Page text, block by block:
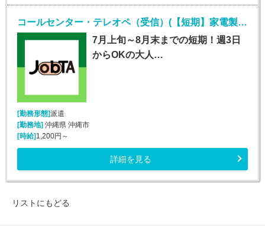
コールセンター・テレオペ（受信）(【短期】家電製品の訪問修理日程案内コールセンター受信)
7月上旬～8月末までの短期！週3日
からOKの大人…
[勤務形態]派遣
[勤務地]沖縄県 沖縄市
[時給]1,200円～
詳細を見る
リストにもどる